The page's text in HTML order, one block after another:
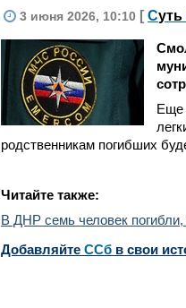
3 июня 2026, 10:10 [ Суть
Еще
родственникам погибших
Читайте также:
В ДНР семь человек
Добавляйте CСб в свои